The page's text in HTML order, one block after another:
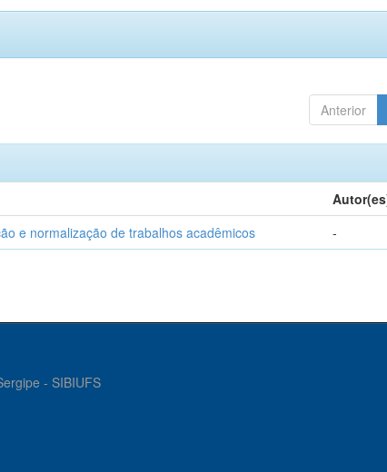
Anterior
e normalização de trabalhos acadêmicos -
- SIBIUFS